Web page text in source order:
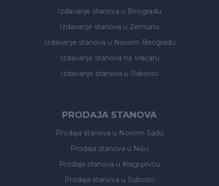
Izdavanje stanova u Beogradu
Izdavanje stanova u Zemunu
Izdavanje stanova u Novom Beogradu
Izdavanje stanova na Vračaru
Izdavanje stanova u Rakovici
PRODAJA STANOVA
Prodaja stanova u Novom Sadu
Prodaja stanova u Nišu
Prodaja stanova u Kragujevcu
Prodaja stanova u Subotici